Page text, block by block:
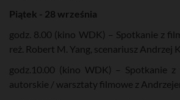
Piątek - 28 września
godz. 8.00 (kino WDK) – Spotkanie z
reż. Robert M. Yang, scenariusz Andrzej
godz.10.00 (kino WDK) – Spotkanie z
autorskie / warsztaty filmowe z